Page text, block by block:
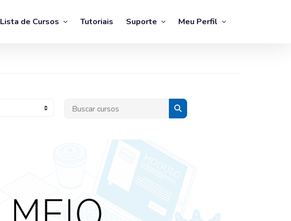
Lista de Cursos Tutoriais Suporte Meu Perfil
Buscar cursos
Buscar cursos